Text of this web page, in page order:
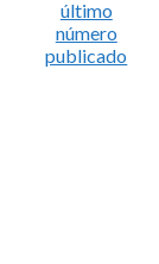
último
número
publicado